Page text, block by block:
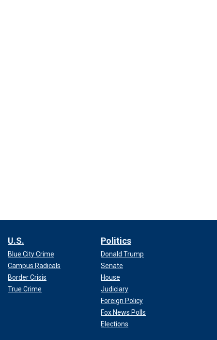
U.S.
Blue City Crime
Campus Radicals
Border Crisis
True Crime
Politics
Donald Trump
Senate
House
Judiciary
Foreign Policy
Fox News Polls
Elections